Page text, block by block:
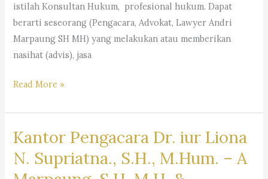
SH,
MH
&
Partner’s
istilah Konsultan Hukum, profesional hukum. Dapat
berarti seseorang (Pengacara, Advokat, Lawyer Andri
Marpaung SH MH) yang melakukan atau memberikan
nasihat (advis), jasa
#Pengacara, #Advokat,
Read More »
Kantor Pengacara Dr. iur Liona
N. Supriatna., S.H., M.Hum. – A